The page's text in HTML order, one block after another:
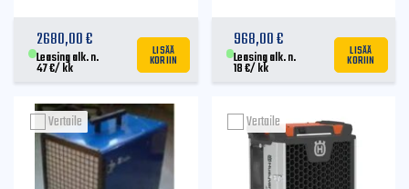
2680,00€
Leasing alk. n.
47€/ kk
LISÄÄ
KORIIN
968,00€
Leasing alk. n.
18€/ kk
LISÄÄ
KORIIN
Vertaile Vertaile